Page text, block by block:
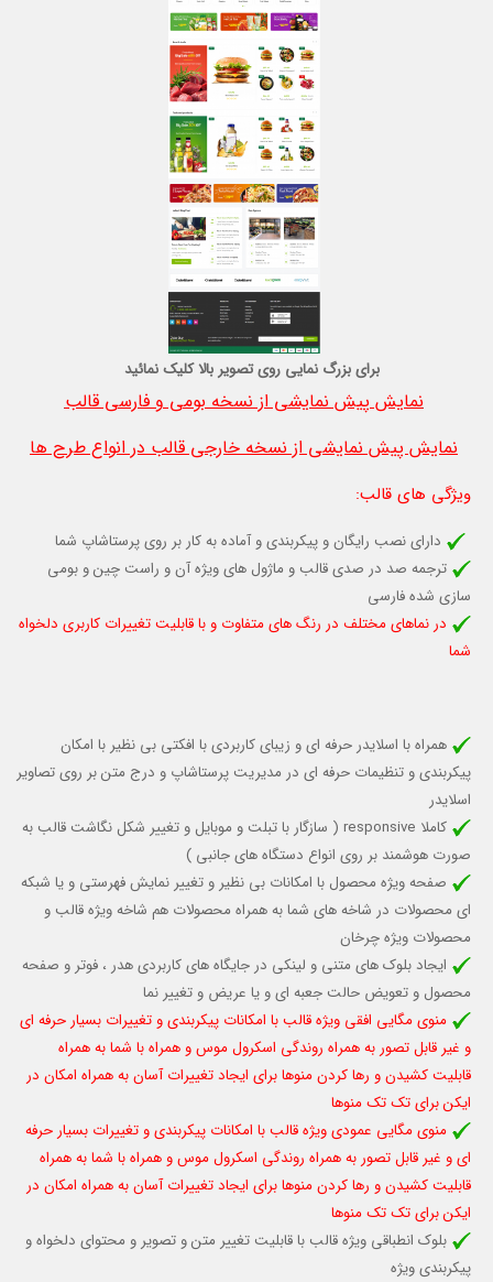
برای بزرگ نمایی روی تصویر بالا کلیک نمائید
نمایش پیش نمایشی از نسخه بومی و فارسی قالب
نمایش پیش نمایشی از نسخه خارجی قالب در انواع طرح ها
ویژگی های قالب:
دارای نصب رایگان و پیکربندی و آماده به کار بر روی پرستاشاپ شما
ترجمه صد در صدی قالب و ماژول های ویژه آن و راست چین و بومی
سازی شده فارسی
در نماهای مختلف در رنگ های متفاوت و با قابلیت تغييرات كاربری دلخواه
شما
همراه با اسلایدر حرفه ای و زیبای کاربردی با افکتی بی نظیر با امکان
پیکربندی و تنظیمات حرفه ای در مدیریت پرستاشاپ و درج متن بر روی تصاویر
اسلایدر
کاملا responsive (
سازگار با تبلت و موبایل و تغییر شکل نگاشت قالب به
صورت هوشمند بر روی انواع دستگاه های جانبی )
صفحه ویژه محصول با امکانات بی نظیر و تغییر نمایش فهرستی و یا شبکه
ای محصولات در شاخه های شما به همراه محصولات هم شاخه ویژه قالب و
محصولات ویژه چرخان
ایجاد بلوک های متنی و لینکی در جایگاه های کاربردی هدر ، فوتر و صفحه
محصول و تعویض حالت جعبه ای و یا عریض و تغییر نما
منوی مگایی افقی ویژه قالب با امکانات پیکربندی و تغییرات بسیار حرفه ای
و غیر قابل تصور به همراه روندگی اسکرول موس و همراه با شما به همراه
قابلیت کشیدن و رها کردن منوها برای ایجاد تغییرات آسان به همراه امکان در
ایکن برای تک تک منوها
منوی مگایی عمودی ویژه قالب با امکانات پیکربندی و تغییرات بسیار حرفه
ای و غیر قابل تصور به همراه روندگی اسکرول موس و همراه با شما به همراه
قابلیت کشیدن و رها کردن منوها برای ایجاد تغییرات آسان به همراه امکان در
ایکن برای تک تک منوها
بلوک انطباقی ویژه قالب با قابلیت تغییر متن و تصویر و محتوای دلخواه و
پیکربندی ویژه